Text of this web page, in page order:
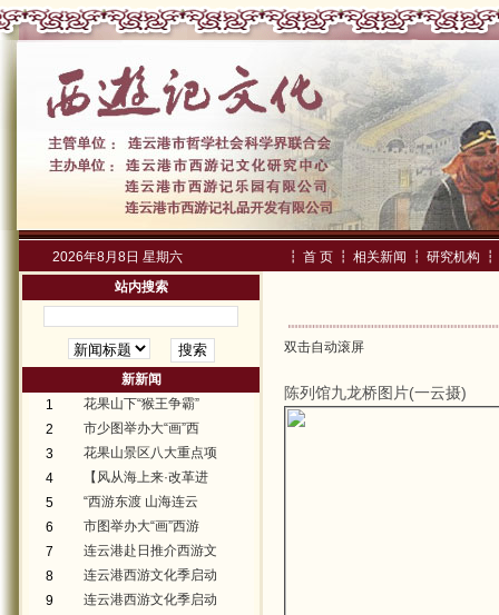
2026年8月8日 星期六 ┇ 首 页 ┇ 相关新闻 ┇ 研究机构
┇
站内搜索
新新闻
1
花果山下“猴王争霸”
2
市少图举办大“画”西
3
花果山景区八大重点项
4
【风从海上来·改革进
5
“西游东渡 山海连云
6
市图举办大“画”西游
7
连云港赴日推介西游文
8
连云港西游文化季启动
9
连云港西游文化季启动
双击自动滚屏
陈列馆九龙桥图片(一云摄)